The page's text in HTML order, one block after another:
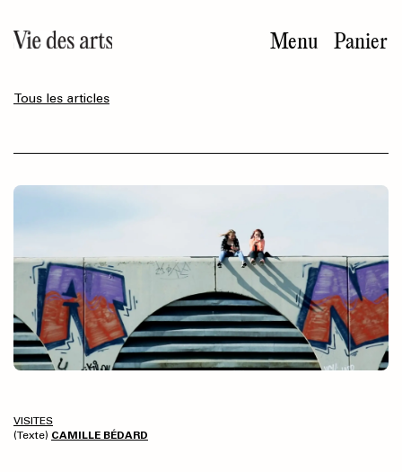
au
contenu
Menu Panier
Tous les articles
VISITES
(Texte) CAMILLE BÉDARD